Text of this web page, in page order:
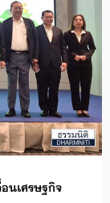
นเศรษฐกิจ